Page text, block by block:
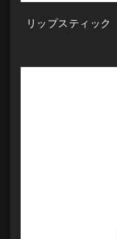
リップスティッ